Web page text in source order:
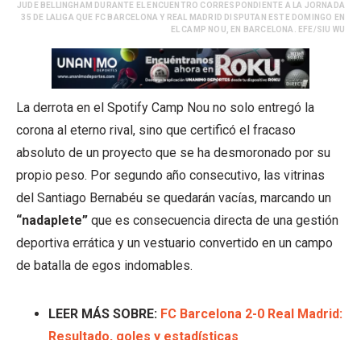
JUDE BELLINGHAM DURANTE EL ENCUENTRO CORRESPONDIENTE A LA JORNADA
35 DE LALIGA QUE FC BARCELONA Y REAL MADRID DISPUTAN ESTE DOMINGO EN
EL CAMP NOU, EN BARCELONA. EFE/SIU WU
La derrota en el Spotify Camp Nou no solo entregó la
corona al eterno rival, sino que certificó el fracaso
absoluto de un proyecto que se ha desmoronado por su
propio peso. Por segundo año consecutivo, las vitrinas
del Santiago Bernabéu se quedarán vacías, marcando un
“nadaplete” que es consecuencia directa de una gestión
deportiva errática y un vestuario convertido en un campo
de batalla de egos indomables.
LEER MÁS SOBRE: FC Barcelona 2-0 Real Madrid:
Resultado, goles y estadísticas